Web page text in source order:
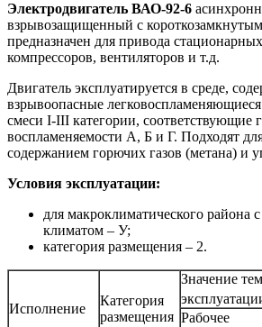
Электродвигатель ВАО-92-6
взрывозащищенный с
предназначен для привода
компрессоров, вентиляторов и т.д.
Двигатель эксплуатируется в среде,
взрывоопасные
смеси I-III категории, соответствующие
воспламеняемости А, Б и Г. Подходят
содержанием горючих газов (метана) и
Условия эксплуатации:
для макроклиматического района
климатом – У;
категория размещения – 2.
Исполнение
Категория
размещения
Значение
Рабочее